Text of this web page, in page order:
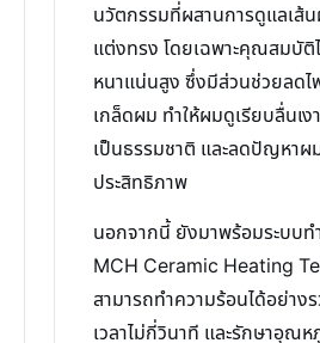
นวัตกรรมที่ผสานการดูแลเส้
แต่งทรง โดยเฉพาะคุณสมบัติ
หนาแน่นสูง ซึ่งมีส่วนช่วยลด
เกล็ดผม ทำให้ผมดูเรียบลื่นเ
เป็นธรรมชาติ และลดปัญหาผ
ประสิทธิภาพ
นอกจากนี้ ยังมาพร้อมระบบท
MCH Ceramic Heating
สามารถทำความร้อนได้อย่าง
เวลาไม่กี่วินาที และรักษาอุณ